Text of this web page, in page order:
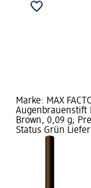
Marke: MAX
Augenbrauenstift
Brown, 0,09 g;
Status Grün